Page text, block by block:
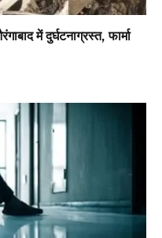
में दुर्घटनाग्रस्त, फार्मा